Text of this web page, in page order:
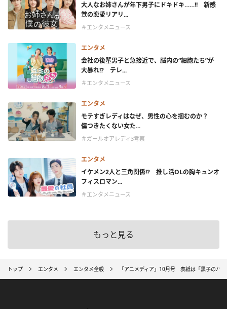
大人なお姉さんが年下男子にドキドキ……!! 新感
覚の恋愛リアリ...
＃エンタメニュース
エンタメ
会社の後輩男子と急接近で、脳内の“細胞たち”が
大暴れ!? テレ...
＃エンタメニュース
エンタメ
モテすぎレディはなぜ、男性の心を掴むのか？
傷つきたくない女た...
＃ガールオアレディ3考察
エンタメ
イケメン2人と三角関係!? 推し活OLの胸キュンオ
フィスロマン...
＃エンタメニュース
もっと見る
トップ エンタメ エンタメ全般 「アニメディア」10月号 表紙は「黒子のバ